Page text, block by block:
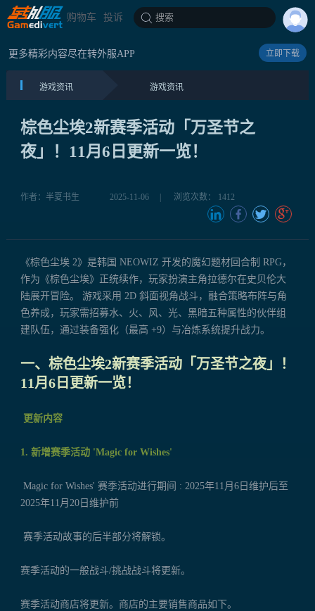
购物车 投诉 搜索
更多精彩内容尽在转外服APP 立即下载
游戏资讯 游戏资讯
棕色尘埃2新赛季活动「万圣节之
夜」！11月6日更新一览！
作者：半夏书生 2025-11-06 浏览次数： 1412
《棕色尘埃 2》是韩国 NEOWIZ 开发的魔幻题材回合制 RPG，
作为《棕色尘埃》正统续作，玩家扮演主角拉德尔在史贝伦大
陆展开冒险。 游戏采用 2D 斜面视角战斗，融合策略布阵与角
色养成，玩家需招募水、火、风、光、黑暗五种属性的伙伴组
建队伍，通过装备强化（最高 +9）与冶炼系统提升战力。
一、棕色尘埃2新赛季活动「万圣节之夜」！
11月6日更新一览！
更新内容
1. 新增赛季活动 'Magic for Wishes'
Magic for Wishes' 赛季活动进行期间 : 2025年11月6日维护后至
2025年11月20日维护前
赛季活动故事的后半部分将解锁。
赛季活动的一般战斗/挑战战斗将更新。
赛季活动商店将更新。商店的主要销售商品如下。